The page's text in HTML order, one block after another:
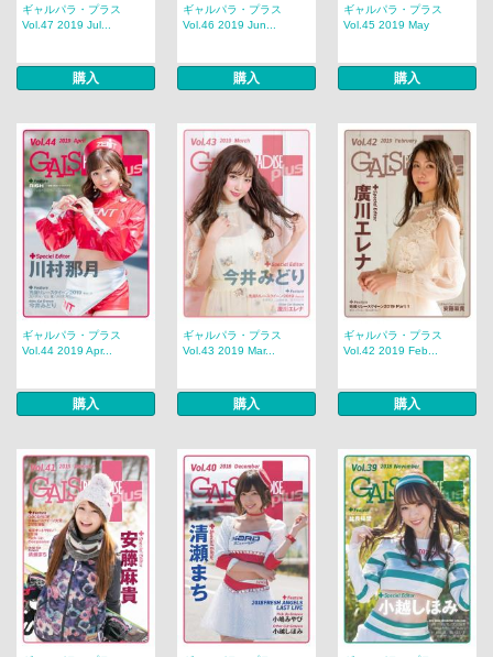
ギャルパラ・プラス
Vol.47 2019 Jul...
購入
ギャルパラ・プラス
Vol.46 2019 Jun...
購入
ギャルパラ・プラス
Vol.45 2019 May
購入
ギャルパラ・プラス
Vol.44 2019 Apr...
購入
ギャルパラ・プラス
Vol.43 2019 Mar...
購入
ギャルパラ・プラス
Vol.42 2019 Feb...
購入